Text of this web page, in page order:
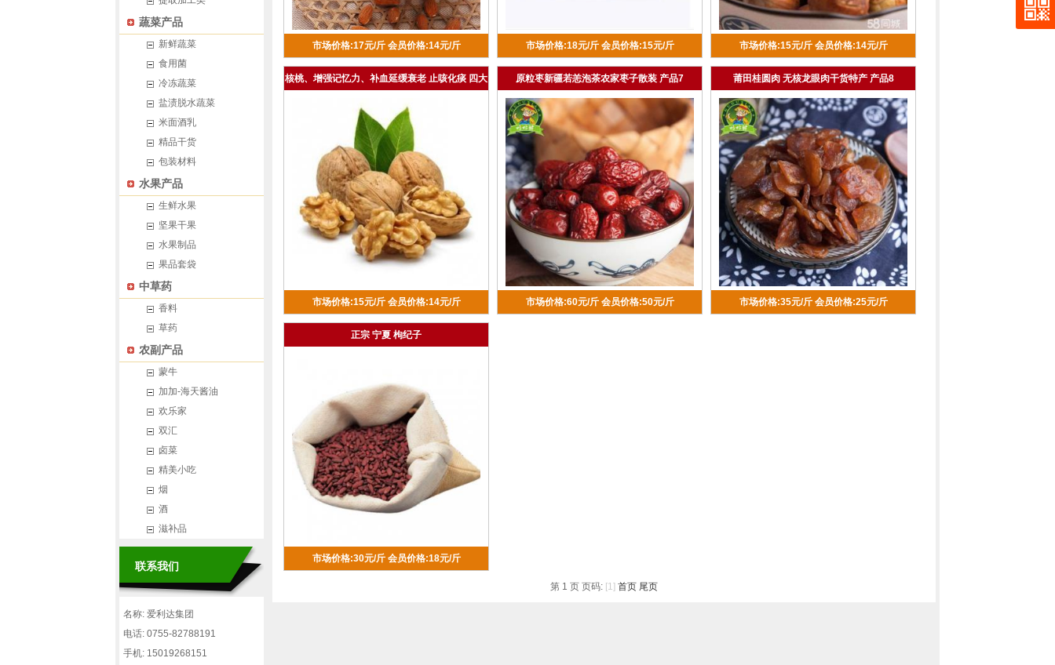
蔬菜产品
新鲜蔬菜
食用菌
冷冻蔬菜
盐渍脱水蔬菜
米面酒乳
精品干货
包装材料
水果产品
生鲜水果
坚果干果
水果制品
果品套袋
中草药
香料
草药
农副产品
蒙牛
加加-海天酱油
欢乐家
双汇
卤菜
精美小吃
烟
酒
滋补品
联系我们
名称: 爱利达集团
电话: 0755-82788191
手机: 15019268151
市场价格:17元/斤 会员价格:14元/斤 市场价格:18元/斤 会员价格:15元/斤 市场价格:15元/斤 会员价格:14元/斤
核桃、增强记忆力、补血延缓衰老 止咳化痰 四大
市场价格:15元/斤 会员价格:14元/斤
原粒枣新疆若恙泡茶农家枣子散装 产品7
市场价格:60元/斤 会员价格:50元/斤
莆田桂圆肉 无核龙眼肉干货特产 产品8
市场价格:35元/斤 会员价格:25元/斤
正宗 宁夏 枸纪子
市场价格:30元/斤 会员价格:18元/斤
第 1 页 页码: [1] 首页 尾页